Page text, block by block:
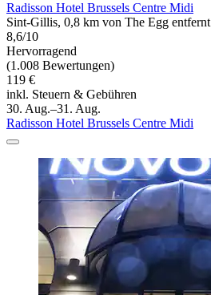
Radisson Hotel Brussels Centre Midi
Sint-Gillis, 0,8 km von The Egg entfernt
8,6/10
Hervorragend
(1.008 Bewertungen)
119 €
inkl. Steuern & Gebühren
30. Aug.–31. Aug.
Radisson Hotel Brussels Centre Midi